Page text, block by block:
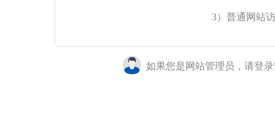
3）普通网站
如果您是网站管理员，请登